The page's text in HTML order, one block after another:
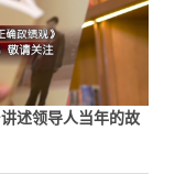
述领导人当年的故